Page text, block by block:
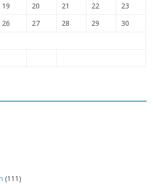
19 20 21 22
23
26 27 28 29
30
(111)